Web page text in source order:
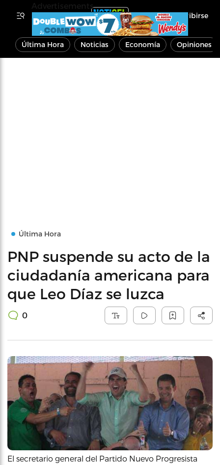
Inscribirse
Última Hora Noticias Economía Opiniones
Última Hora
PNP suspende su acto de la
ciudadanía americana para
que Leo Díaz se luzca
0
El secretario general del Partido Nuevo Progresista
Advertisements